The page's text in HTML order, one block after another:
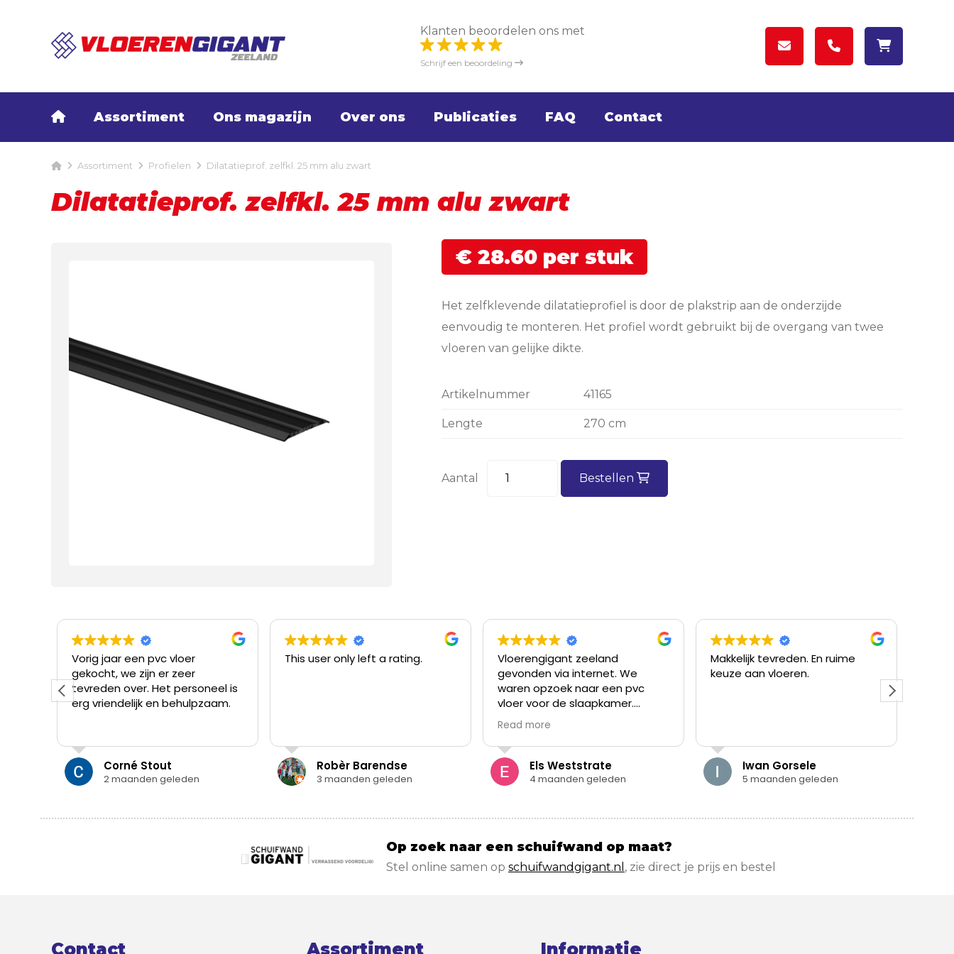
Klanten beoordelen ons met
Schrijf een beoordeling
Assortiment Ons magazijn Over ons Publicaties FAQ Contact
Assortiment Profielen Dilatatieprof. zelfkl. 25 mm alu zwart
Dilatatieprof. zelfkl. 25 mm alu zwart
€ 28.60 per stuk
Het zelfklevende dilatatieprofiel is door de plakstrip aan de onderzijde
eenvoudig te monteren. Het profiel wordt gebruikt bij de overgang van twee
vloeren van gelijke dikte.
Artikelnummer 41165
Lengte 270 cm
Aantal Bestellen
Vorig jaar een pvc vloer
gekocht, we zijn er zeer
tevreden over. Het personeel is
erg vriendelijk en behulpzaam.
Corné Stout
2 maanden geleden
This user only left a rating.
Robèr Barendse
3 maanden geleden
Vloerengigant zeeland
gevonden via internet. We
waren opzoek naar een pvc
vloer voor de slaapkamer.
Zonder afspraak binnengelopen.
Ruim aanbod van verschillende
vloeren, goed advies op onze
vragen, voldoende voorraad om
de gewenste vloer mee te
slaapkamer nog een keer
langsgeweest!
Read more
Els Weststrate
4 maanden geleden
Makkelijk tevreden. En ruime
keuze aan vloeren.
Iwan Gorsele
5 maanden geleden
Op zoek naar een schuifwand op maat?
Stel online samen op schuifwandgigant.nl , zie direct je prijs en bestel
Contact Assortiment Informatie